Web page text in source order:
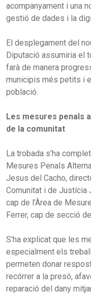
acompanyament i una
gestió de dades i la
El desplegament del
Diputació assumiria el
farà de manera
municipis més petits i
població.
Les mesures penals
de la comunitat
La trobada s’ha
Mesures Penals
Jesus del Cacho,
Comunitat i de Justícia
cap de l’Àrea de
Ferrer, cap de secció
S’ha explicat que les
especialment els
permeten donar
recórrer a la presó,
reparació del dany